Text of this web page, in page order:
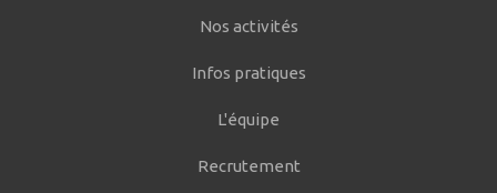
Nos activités
Infos pratiques
L'équipe
Recrutement